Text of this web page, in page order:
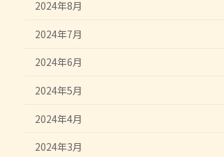
2024年8月
2024年7月
2024年6月
2024年5月
2024年4月
2024年3月